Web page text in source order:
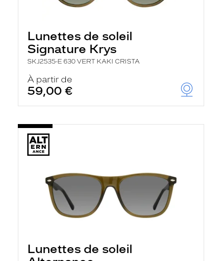
Lunettes de soleil
Signature Krys
SKJ2535-E 630 VERT KAKI CRISTA
À partir de
59,00 €
Lunettes de soleil